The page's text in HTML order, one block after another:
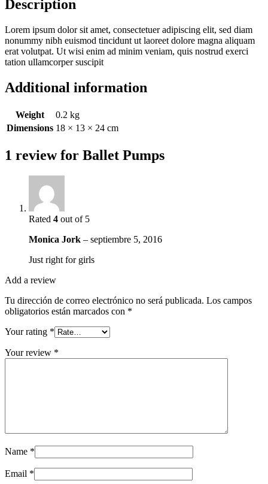
Description
Lorem ipsum dolor sit amet, consectetuer adipiscing elit, sed diam
nonummy nibh euismod tincidunt ut laoreet dolore magna aliquam
erat volutpat. Ut wisi enim ad minim veniam, quis nostrud exerci
tation ullamcorper suscipit
Additional information
Weight
0.2 kg
Dimensions 18 × 13 × 24 cm
1 review for Ballet Pumps
Rated 4 out of 5
Monica Jork – septiembre 5, 2016
Just right for girls
Add a review
Tu dirección de correo electrónico no será publicada. Los campos
obligatorios están marcados con *
Your rating *
Your review *
Name *
Email *